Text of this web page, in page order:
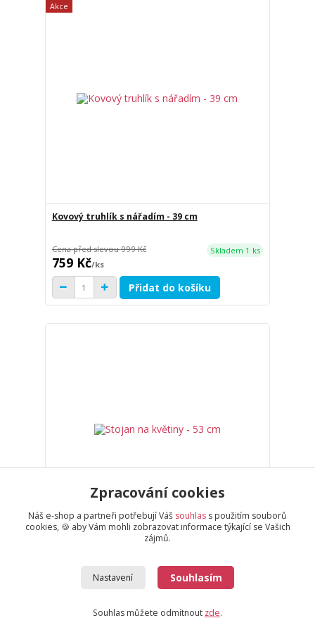
Akce
Kovový truhlík s nářadím - 39 cm
Cena před slevou999 Kč
759 Kč/ks
Skladem 1 ks
Přidat do košíku
Stojan na květiny - 53 cm
1 199 Kč/ks Skladem 1 ks
Přidat do košíku
Zpracování cookies
Náš e-shop a partneři potřebují Váš souhlas s použitím souborů
cookies, 🍪 aby Vám mohli zobrazovat informace týkající se Vašich
zájmů.
Nastavení Souhlasím
Souhlas můžete odmítnout zde.